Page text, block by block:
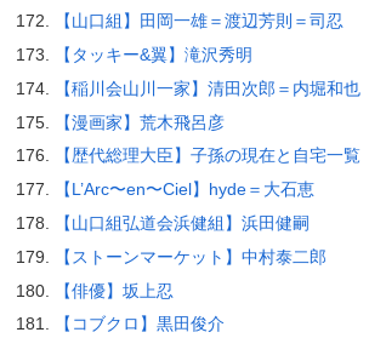
【山口組】田岡一雄＝渡辺芳則＝司忍
【タッキー&翼】滝沢秀明
【稲川会山川一家】清田次郎＝内堀和也
【漫画家】荒木飛呂彦
【歴代総理大臣】子孫の現在と自宅一覧
【L’Arc〜en〜Ciel】hyde＝大石恵
【山口組弘道会浜健組】浜田健嗣
【ストーンマーケット】中村泰二郎
【俳優】坂上忍
【コブクロ】黒田俊介